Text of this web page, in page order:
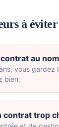
à éviter
au
vous gardez
bien.
contrat trop